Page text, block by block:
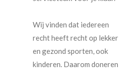
Wij vinden dat iedereen
recht heeft recht op lekker
en gezond sporten, ook
kinderen. Daarom doneren